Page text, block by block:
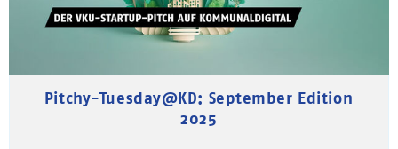
Pitchy-Tuesday@KD: September Edition
2025